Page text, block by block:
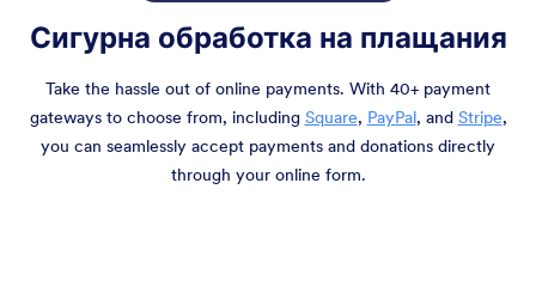
Сигурна обработка на плащания
Take the hassle out of online payments. With 40+ payment
gateways to choose from, including Square, PayPal, and Stripe,
you can seamlessly accept payments and donations directly
through your online form.